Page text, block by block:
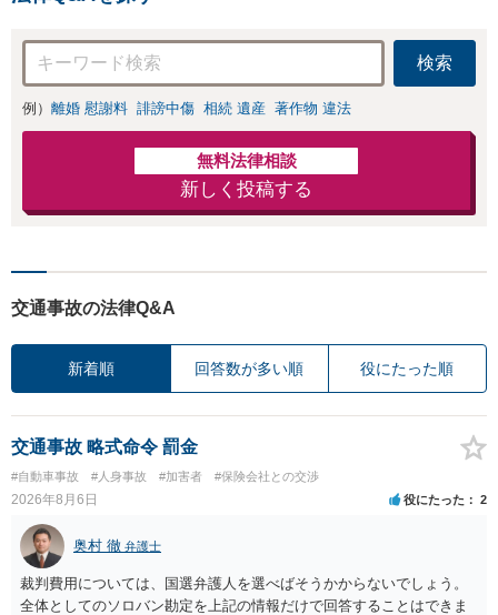
検索
例） 離婚 慰謝料 誹謗中傷 相続 遺産 著作物 違法
無料法律相談
新しく投稿する
交通事故の法律Q&A
新着順 回答数が多い順 役にたった順
交通事故 略式命令 罰金
#自動車事故 #人身事故 #加害者 #保険会社との交渉
2026年8月6日 役にたった 2
奥村 徹 弁護士
裁判費用については、国選弁護人を選べばそうかからないでしょう。
全体としてのソロバン勘定を上記の情報だけで回答することはできま